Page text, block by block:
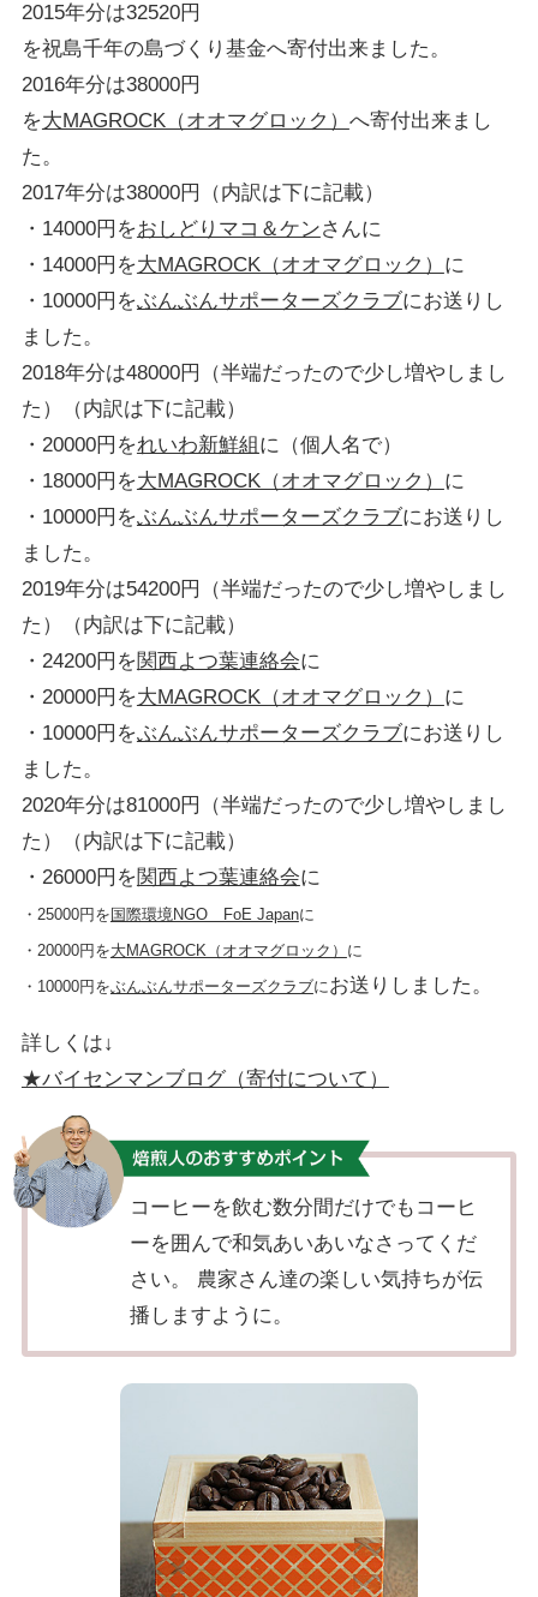
2015年分は32520円
を祝島千年の島づくり基金へ寄付出来ました。
2016年分は38000円
を大MAGROCK（オオマグロック） へ寄付出来まし
た。
2017年分は38000円（内訳は下に記載）
・14000円をおしどりマコ＆ケンさんに
・14000円を大MAGROCK（オオマグロック） に
・10000円をぶんぶんサポーターズクラブにお送りし
ました。
2018年分は48000円（半端だったので少し増やしまし
た）（内訳は下に記載）
・20000円をれいわ新鮮組 に（個人名で）
・18000円を大MAGROCK（オオマグロック） に
・10000円をぶんぶんサポーターズクラブにお送りし
ました。
2019年分は54200円（半端だったので少し増やしまし
た）（内訳は下に記載）
・24200円を関西よつ葉連絡会に
・20000円を大MAGROCK（オオマグロック） に
・10000円をぶんぶんサポーターズクラブにお送りし
ました。
2020年分は81000円（半端だったので少し増やしまし
た）（内訳は下に記載）
・26000円を関西よつ葉連絡会に
・25000円を 国際環境NGO FoE Japanに
・20000円を大MAGROCK（オオマグロック） に
・10000円をぶんぶんサポーターズクラブにお送りしました。
詳しくは↓
★バイセンマンブログ（寄付について）
コーヒーを飲む数分間だけでもコーヒ
ーを囲んで和気あいあいなさってくだ
さい。 農家さん達の楽しい気持ちが伝
播しますように。